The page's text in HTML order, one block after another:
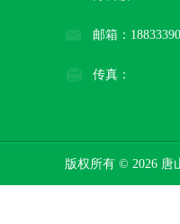
邮箱：
传真：
版权所有 © 2026 唐